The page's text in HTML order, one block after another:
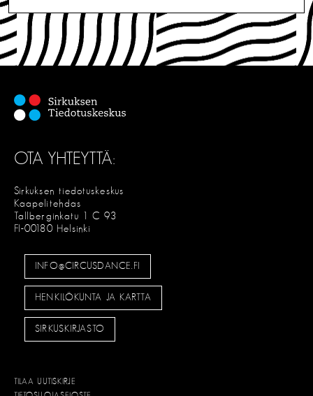
s
e
l
a
u
OTA YHTEYTTÄ:
Sirkuksen tiedotuskeskus
Kaapelitehdas
Tallberginkatu 1 C 93
FI-00180 Helsinki
INFO@CIRCUSDANCE.FI
HENKILÖKUNTA JA KARTTA
SIRKUSKIRJASTO
TILAA UUTISKIRJE